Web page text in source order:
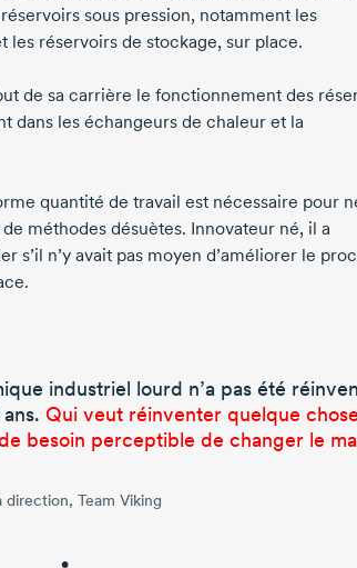
sous pression, notamment les
les réservoirs de stockage, sur place.
de sa carrière le fonctionnement des
dans les échangeurs de chaleur et la
quantité de travail est nécessaire pour
méthodes désuètes. Innovateur né, il a
s’il n’y avait pas moyen d’améliorer le
industriel lourd n’a pas été
. Qui veut réinventer quelque chose
de besoin perceptible de changer le
Team Viking